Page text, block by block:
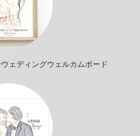
ェディングウェルカムボード